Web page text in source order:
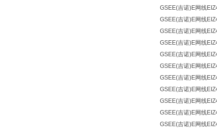
GSEE(吉诺)E网线
GSEE(吉诺)E网线
GSEE(吉诺)E网线
GSEE(吉诺)E网线
GSEE(吉诺)E网线
GSEE(吉诺)E网线
GSEE(吉诺)E网线
GSEE(吉诺)E网线
GSEE(吉诺)E网线
GSEE(吉诺)E网线
GSEE(吉诺)E网线